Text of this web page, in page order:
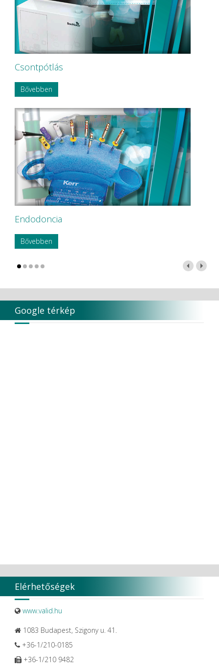
Csontpótlás
Bővebben
Endodoncia
Bővebben
Google térkép
Elérhetőségek
www.valid.hu
1083 Budapest, Szigony u. 41.
+36-1/210-0185
+36-1/210 9482